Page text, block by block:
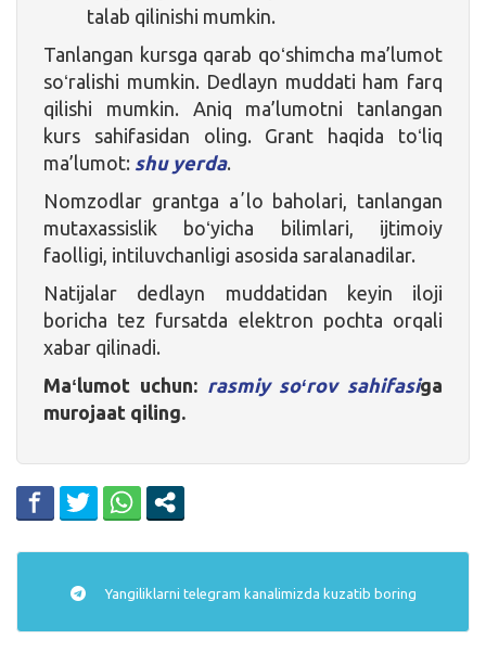
talab qilinishi mumkin.
Tanlangan kursga qarab qoʻshimcha ma’lumot
soʻralishi mumkin. Dedlayn muddati ham farq
qilishi mumkin. Aniq ma’lumotni tanlangan
kurs sahifasidan oling. Grant haqida toʻliq
ma’lumot: shu yerda.
Nomzodlar grantga aʼlo baholari, tanlangan
mutaxassislik boʻyicha bilimlari, ijtimoiy
faolligi, intiluvchanligi asosida saralanadilar.
Natijalar dedlayn muddatidan keyin iloji
boricha tez fursatda elektron pochta orqali
xabar qilinadi.
Maʻlumot uchun: rasmiy soʻrov sahifasiga
murojaat qiling.
Yangiliklarni telegram kanalimizda kuzatib boring